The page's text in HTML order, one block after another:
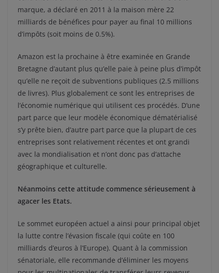
marque, a déclaré en 2011 à la maison mère 22
milliards de bénéfices pour payer au final 10 millions
d’impôts (soit moins de 0.5%).
Amazon est la prochaine à être examinée en Grande
Bretagne d’autant plus qu’elle paie à peine plus d’impôt
qu’elle ne reçoit de subventions publiques (2.5 millions
de livres). Plus globalement ce sont les entreprises de
l’économie numérique qui utilisent ces procédés. D’une
part parce que leur modèle économique dématérialisé
s’y prête bien, d’autre part parce que la plupart de ces
entreprises sont relativement récentes et ont grandi
avec la mondialisation et n’ont donc pas d’attache
géographique et culturelle.
Néanmoins cette attitude commence sérieusement à
agacer les Etats.
Le sommet européen actuel a ainsi pour principal objet
la lutte contre l’évasion fiscale (qui coûte en 100
milliards d’euros à l’Europe). Quant à la commission
sénatoriale, elle recommande d’éliminer les moyens